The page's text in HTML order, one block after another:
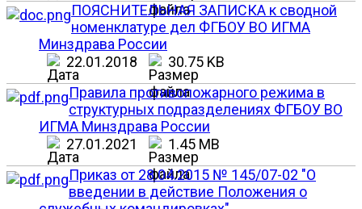
ПОЯСНИТЕЛЬНАЯ ЗАПИСКА к сводной
номенклатуре дел ФГБОУ ВО ИГМА
Минздрава России
22.01.2018
30.75 KB
Правила противопожарного режима в
структурных подразделениях ФГБОУ ВО
ИГМА Минздрава России
27.01.2021
1.45 MB
Приказ от 28.04.2015 № 145/07-02 "О
введении в действие Положения о